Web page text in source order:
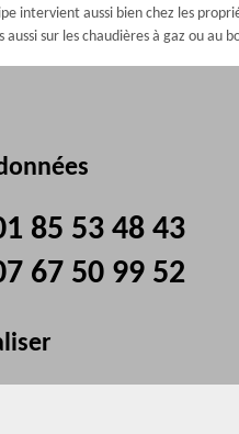
aussi bien chez les
sur les chaudières à gaz ou au
85 53 48 43
67 50 99 52